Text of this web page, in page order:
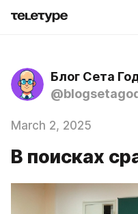
Блог Сета
March 2, 2025
В поисках